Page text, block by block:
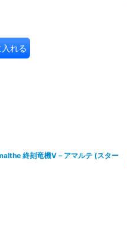
れる
終刻竜機V－アマルテ (スター